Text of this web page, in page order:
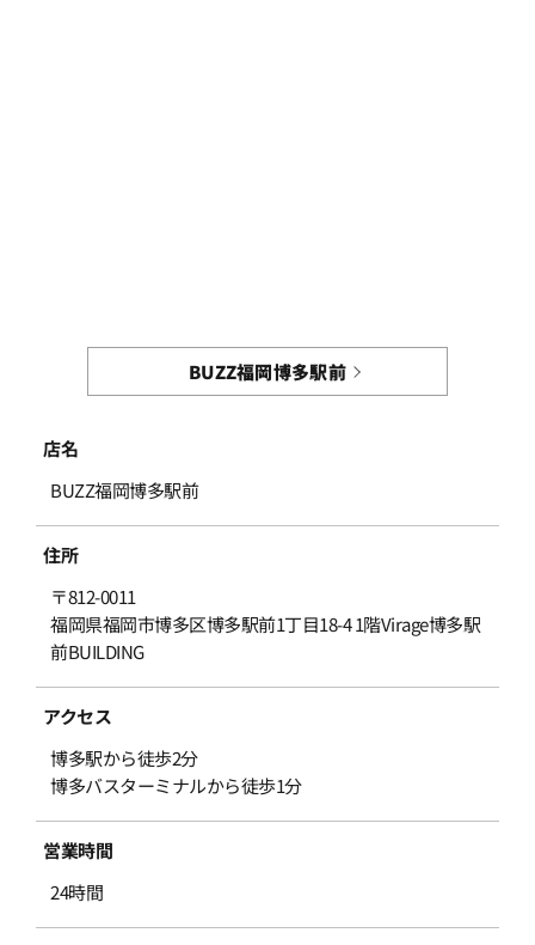
BUZZ福岡博多駅前
店名
BUZZ福岡博多駅前
住所
〒812-0011
福岡県福岡市博多区博多駅前1丁目18-4 1階Virage博多駅
前BUILDING
アクセス
博多駅から徒歩2分
博多バスターミナルから徒歩1分
営業時間
24時間